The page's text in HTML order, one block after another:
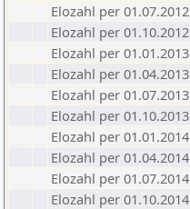
Elozahl per 01.07.2012
Elozahl per 01.10.2012
Elozahl per 01.01.2013
Elozahl per 01.04.2013
Elozahl per 01.07.2013
Elozahl per 01.10.2013
Elozahl per 01.01.2014
Elozahl per 01.04.2014
Elozahl per 01.07.2014
Elozahl per 01.10.2014